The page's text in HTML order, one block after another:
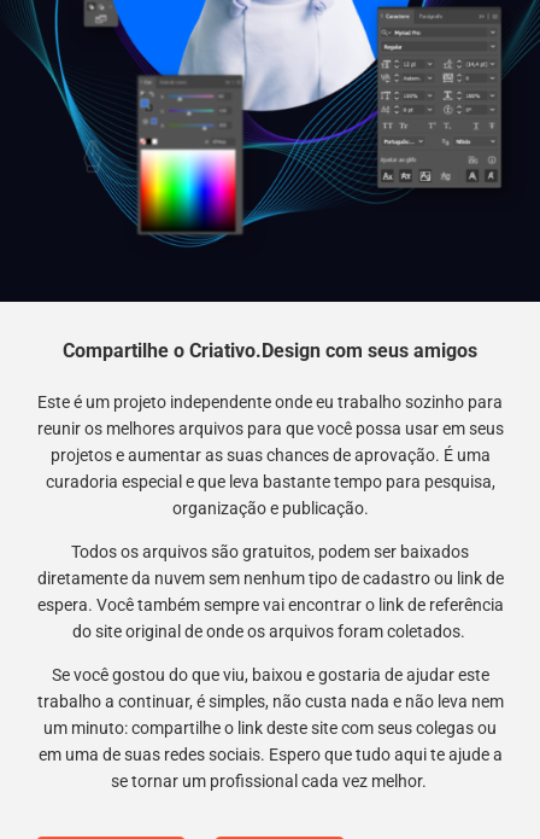
Compartilhe o Criativo.Design com seus amigos
Este é um projeto independente onde eu trabalho sozinho para
reunir os melhores arquivos para que você possa usar em seus
projetos e aumentar as suas chances de aprovação. É uma
curadoria especial e que leva bastante tempo para pesquisa,
organização e publicação.
Todos os arquivos são gratuitos, podem ser baixados
diretamente da nuvem sem nenhum tipo de cadastro ou link de
espera. Você também sempre vai encontrar o link de referência
do site original de onde os arquivos foram coletados.
Se você gostou do que viu, baixou e gostaria de ajudar este
trabalho a continuar, é simples, não custa nada e não leva nem
um minuto: compartilhe o link deste site com seus colegas ou
em uma de suas redes sociais. Espero que tudo aqui te ajude a
se tornar um profissional cada vez melhor.